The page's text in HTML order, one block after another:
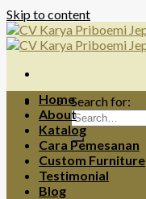
Skip to content
Search for:
Home
About
Katalog
Cara Pemesanan
Custom Furniture
Testimonial
Blog